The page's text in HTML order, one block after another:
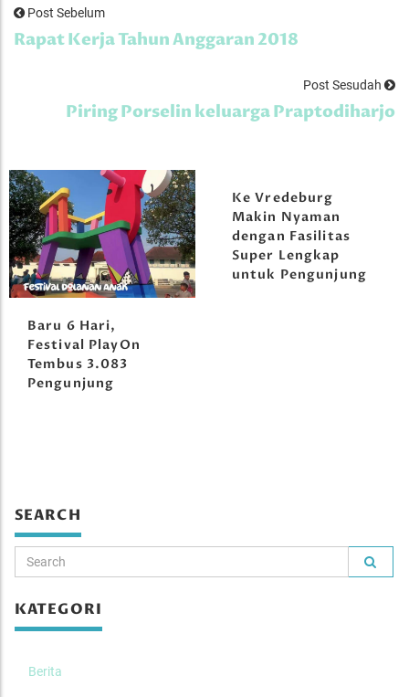
Post Sebelum
Rapat Kerja Tahun Anggaran 2018
Post Sesudah
Piring Porselin keluarga Praptodiharjo
Baru 6 Hari,
Festival PlayOn
Tembus 3.083
Pengunjung
Ke Vredeburg
Makin Nyaman
dengan Fasilitas
Super Lengkap
untuk Pengunjung
SEARCH
KATEGORI
Berita